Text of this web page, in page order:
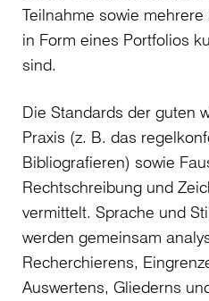
Teilnahme sowie
in Form eines Portfolios
sind.
Die Standards der guten
Praxis (z. B. das
Bibliografieren) sowie
Rechtschreibung und
vermittelt. Sprache und
werden gemeinsam
Recherchierens,
Auswertens, Gliederns